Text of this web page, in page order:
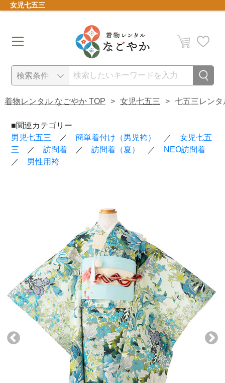
閉じる
※予約IDと確認キーが必要です
産着 七五三
女児七五三
検索条件
着物レンタル なごやか TOP > 女児七五三 > 七五三レン
■関連カテゴリー
男児七五三​​​ ／簡単着付け（男児袴） ／女児七五
三 ／訪問着 ／訪問着（夏） ／ NEO訪問着
／ 男性用袴
●ご利用日
●身長
●
価格
素材
●スタイル
●